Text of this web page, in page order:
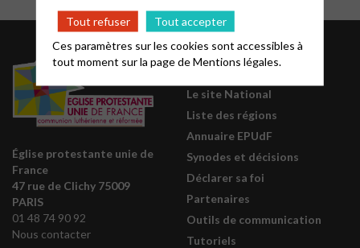
Église protestante unie de
France
47 rue de Clichy 75009
PARIS
01 48 74 90 92
Nous contacter
Acteurs EPUdF
Le site National
Liste des régions
Annuaire EPUdF
Synodes et décisions
Déclarer sa foi
Partenaires
Outils de communication
Tutoriels
Tout refuser
Tout accepter
Ces paramètres sur les cookies sont accessibles à
tout moment sur la page deMentions légales.